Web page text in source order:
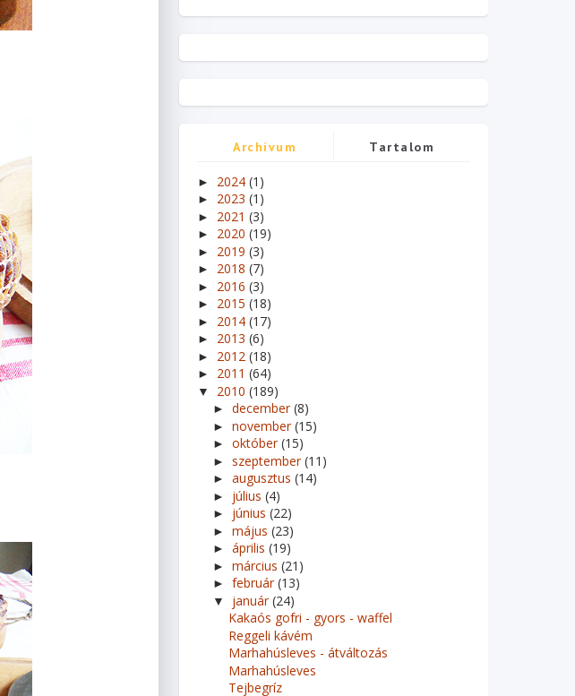
Archívum Tartalom
► 2024 (1)
► 2023 (1)
► 2021 (3)
► 2020 (19)
► 2019 (3)
► 2018 (7)
► 2016 (3)
► 2015 (18)
► 2014 (17)
► 2013 (6)
► 2012 (18)
► 2011 (64)
▼ 2010 (189)
► december(8)
► november(15)
► október(15)
► szeptember(11)
► augusztus (14)
► július (4)
► június (22)
► május (23)
► április (19)
► március (21)
► február(13)
▼ január(24)
Kakaós gofri - gyors - waffel
Reggeli kávém
Marhahúsleves - átváltozás
Marhahúsleves
Tejbegríz